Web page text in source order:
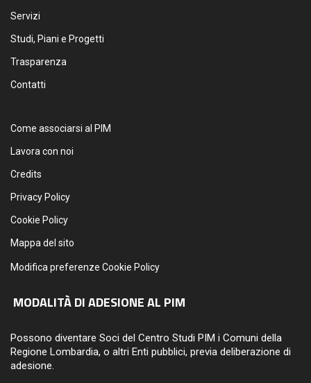
Servizi
Studi, Piani e Progetti
Trasparenza
Contatti
Come associarsi al PIM
Lavora con noi
Credits
Privacy Policy
Cookie Policy
Mappa del sito
Modifica preferenze Cookie Policy
MODALITÀ DI ADESIONE AL PIM
Possono diventare Soci del Centro Studi PIM i Comuni della
Regione Lombardia, o altri Enti pubblici, previa deliberazione di
adesione.